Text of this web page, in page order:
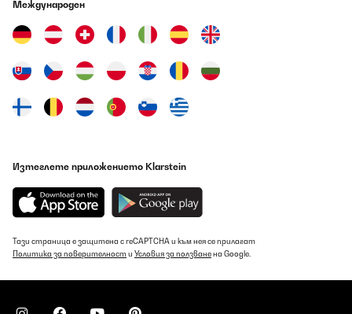
Международен
Изтеглете приложението Klarstein
Тази страница е защитена с reCAPTCHA и към нея се прилагат
Политика за поверителност и Условия за ползванена Google.